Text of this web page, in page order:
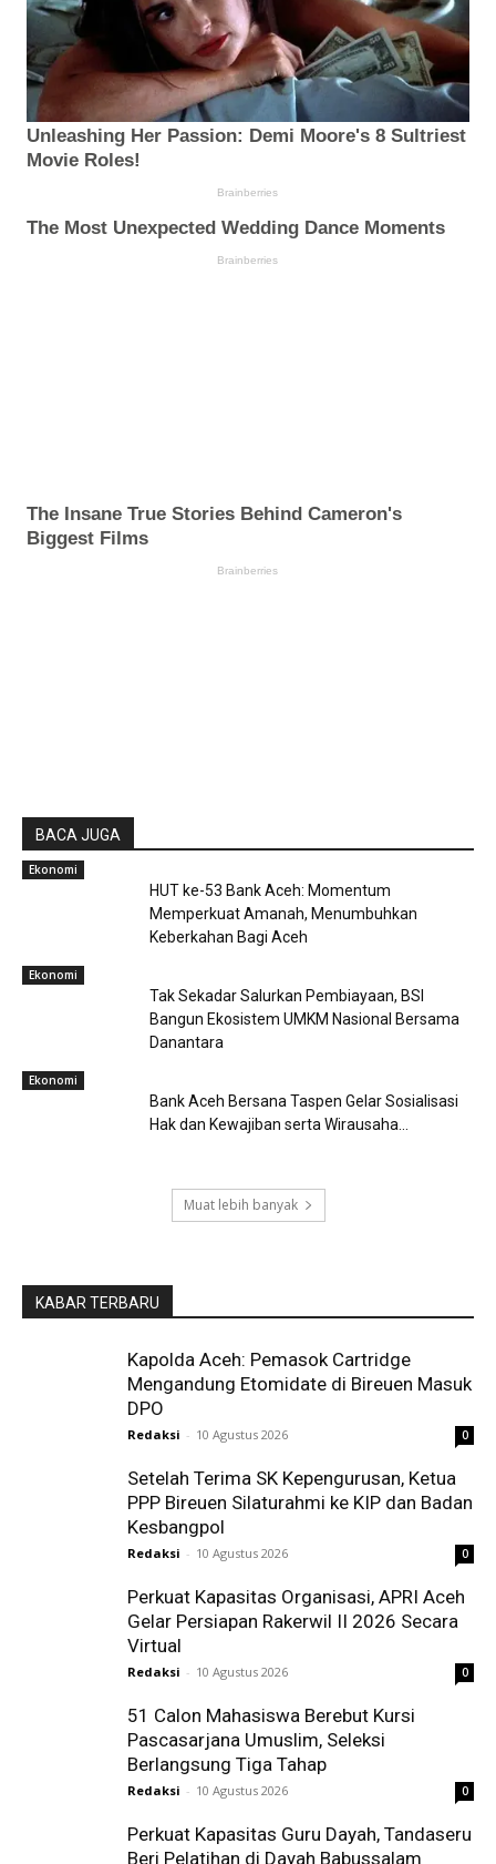
BACA JUGA
Ekonomi
HUT ke-53 Bank Aceh: Momentum
Memperkuat Amanah, Menumbuhkan
Keberkahan Bagi Aceh
Ekonomi
Tak Sekadar Salurkan Pembiayaan, BSI
Bangun Ekosistem UMKM Nasional Bersama
Danantara
Ekonomi
Bank Aceh Bersana Taspen Gelar Sosialisasi
Hak dan Kewajiban serta Wirausaha...
Muat lebih banyak
KABAR TERBARU
Kapolda Aceh: Pemasok Cartridge
Mengandung Etomidate di Bireuen Masuk
DPO
Redaksi - 10 Agustus 2026 0
Setelah Terima SK Kepengurusan, Ketua
PPP Bireuen Silaturahmi ke KIP dan Badan
Kesbangpol
Redaksi - 10 Agustus 2026 0
Perkuat Kapasitas Organisasi, APRI Aceh
Gelar Persiapan Rakerwil II 2026 Secara
Virtual
Redaksi - 10 Agustus 2026 0
51 Calon Mahasiswa Berebut Kursi
Pascasarjana Umuslim, Seleksi
Berlangsung Tiga Tahap
Redaksi - 10 Agustus 2026 0
Perkuat Kapasitas Guru Dayah, Tandaseru
Beri Pelatihan di Dayah Babussalam